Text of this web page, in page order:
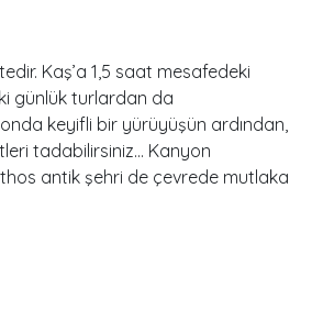
Kaş’a 1,5 saat mesafedeki
günlük turlardan da
keyifli bir yürüyüşün ardından,
tadabilirsiniz… Kanyon
antik şehri de çevrede mutlaka